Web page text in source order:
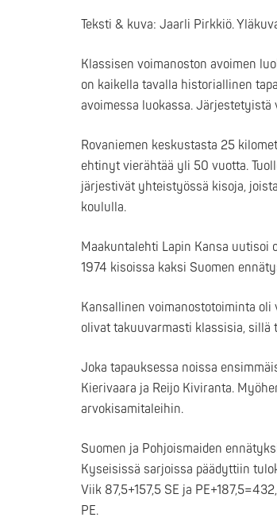
Teksti & kuva: Jaarli Pirkkiö.
Klassisen voimanoston avoimen
on kaikella tavalla historiallinen
avoimessa luokassa.
Rovaniemen keskustasta 25
ehtinyt vierähtää yli 50 vuotta.
järjestivät yhteistyössä kisoja,
koululla.
Maakuntalehti Lapin Kansa uutisoi
1974 kisoissa kaksi Suomen
Kansallinen voimanostotoiminta
olivat takuuvarmasti klassisia,
Joka tapauksessa noissa
Kierivaara ja Reijo Kiviranta.
arvokisamitaleihin.
Suomen ja Pohjoismaiden
Kyseisissä sarjoissa päädyttiin
Viik 87,5+157,5 SE ja
PE.